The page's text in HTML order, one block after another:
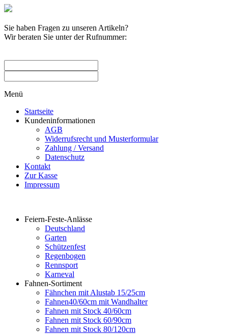
Sie haben Fragen zu unseren Artikeln?
Wir beraten Sie unter der Rufnummer:
Menü
Startseite
Kundeninformationen
AGB
Widerrufsrecht und Musterformular
Zahlung / Versand
Datenschutz
Kontakt
Zur Kasse
Impressum
Feiern-Feste-Anlässe
Deutschland
Garten
Schützenfest
Regenbogen
Rennsport
Karneval
Fahnen-Sortiment
Fähnchen mit Alustab 15/25cm
Fahnen40/60cm mit Wandhalter
Fahnen mit Stock 40/60cm
Fahnen mit Stock 60/90cm
Fahnen mit Stock 80/120cm